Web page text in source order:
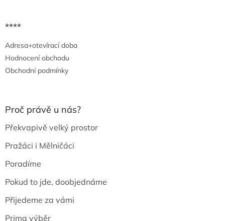
****
Adresa+otevírací doba
Hodnocení obchodu
Obchodní podmínky
Proč právě u nás?
Překvapivě velký prostor
Pražáci i Mělničáci
Poradíme
Pokud to jde, doobjednáme
Přijedeme za vámi
Prima výběr